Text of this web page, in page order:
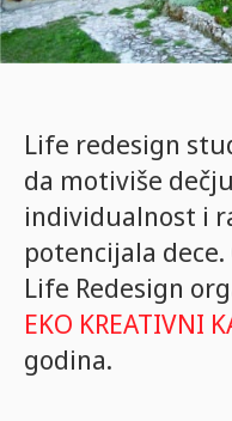
Life redesign
da motiviše
individualnost i
potencijala
Life Redesign
EKO KREATIVNI
godina.